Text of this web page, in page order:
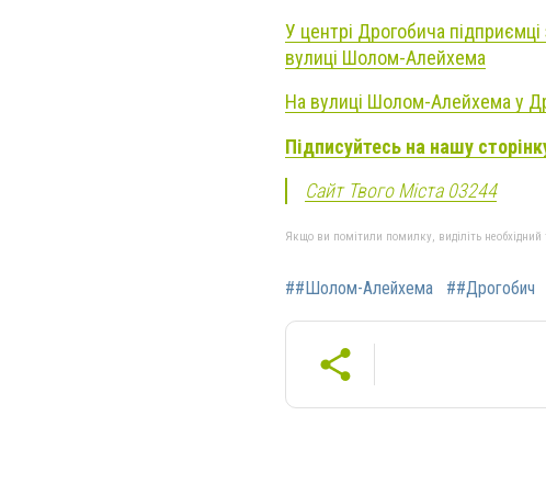
У центрі Дрогобича
вулиці Шолом-Алейхема
На вулиці Шолом-Алейхема у
Підписуйтесь на нашу
Сайт Твого Міста 03244
Якщо ви помітили помилку, виділіть
##Шолом-Алейхема ##Дрогобич